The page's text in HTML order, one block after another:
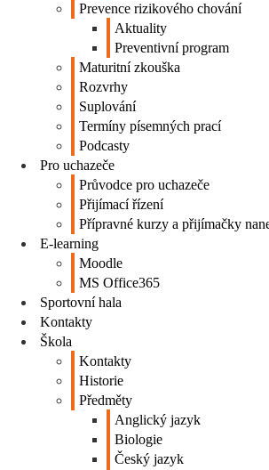
Prevence rizikového chování
Aktuality
Preventivní program
Maturitní zkouška
Rozvrhy
Suplování
Termíny písemných prací
Podcasty
Pro uchazeče
Průvodce pro uchazeče
Přijímací řízení
Přípravné kurzy a přijímačky
E-learning
Moodle
MS Office365
Sportovní hala
Kontakty
Škola
Kontakty
Historie
Předměty
Anglický jazyk
Biologie
Český jazyk